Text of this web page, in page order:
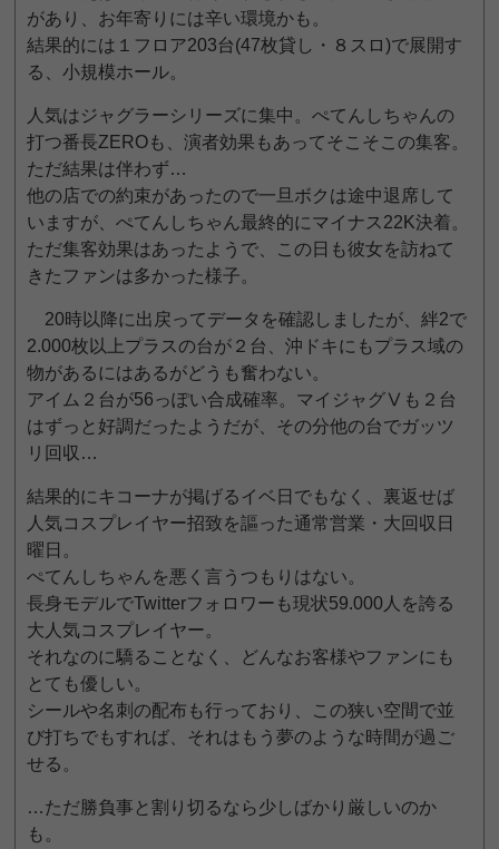
があり、お年寄りには辛い環境かも。
結果的には１フロア203台(47枚貸し・８スロ)で展開す
る、小規模ホール。
人気はジャグラーシリーズに集中。ぺてんしちゃんの
打つ番長ZEROも、演者効果もあってそこそこの集客。
ただ結果は伴わず…
他の店での約束があったので一旦ボクは途中退席して
いますが、ぺてんしちゃん最終的にマイナス22K決着。
ただ集客効果はあったようで、この日も彼女を訪ねて
きたファンは多かった様子。
20時以降に出戻ってデータを確認しましたが、絆2で
2.000枚以上プラスの台が２台、沖ドキにもプラス域の
物があるにはあるがどうも奮わない。
アイム２台が56っぽい合成確率。マイジャグⅤも２台
はずっと好調だったようだが、その分他の台でガッツ
リ回収…
結果的にキコーナが掲げるイベ日でもなく、裏返せば
人気コスプレイヤー招致を謳った通常営業・大回収日
曜日。
ぺてんしちゃんを悪く言うつもりはない。
長身モデルでTwitterフォロワーも現状59.000人を誇る
大人気コスプレイヤー。
それなのに驕ることなく、どんなお客様やファンにも
とても優しい。
シールや名刺の配布も行っており、この狭い空間で並
び打ちでもすれば、それはもう夢のような時間が過ご
せる。
…ただ勝負事と割り切るなら少しばかり厳しいのか
も。